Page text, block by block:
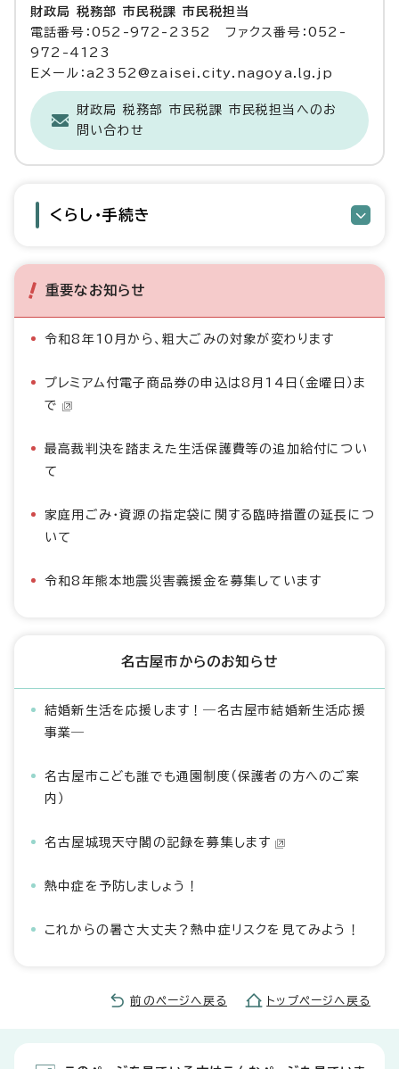
財政局 税務部 市民税課 市民税担当
電話番号：052-972-2352 ファクス番号：052-
972-4123
Eメール：a2352@zaisei.city.nagoya.lg.jp
財政局 税務部 市民税課 市民税担当へのお
問い合わせ
くらし・手続き
重要なお知らせ
令和8年10月から、粗大ごみの対象が変わります
プレミアム付電子商品券の申込は8月14日（金曜日）ま
で
最高裁判決を踏まえた生活保護費等の追加給付につい
て
家庭用ごみ・資源の指定袋に関する臨時措置の延長につ
いて
令和8年熊本地震災害義援金を募集しています
名古屋市からのお知らせ
結婚新生活を応援します！―名古屋市結婚新生活応援
事業―
名古屋市こども誰でも通園制度（保護者の方へのご案
内）
名古屋城現天守閣の記録を募集します
熱中症を予防しましょう！
これからの暑さ大丈夫？熱中症リスクを見てみよう！
前のページへ戻る トップページへ戻る